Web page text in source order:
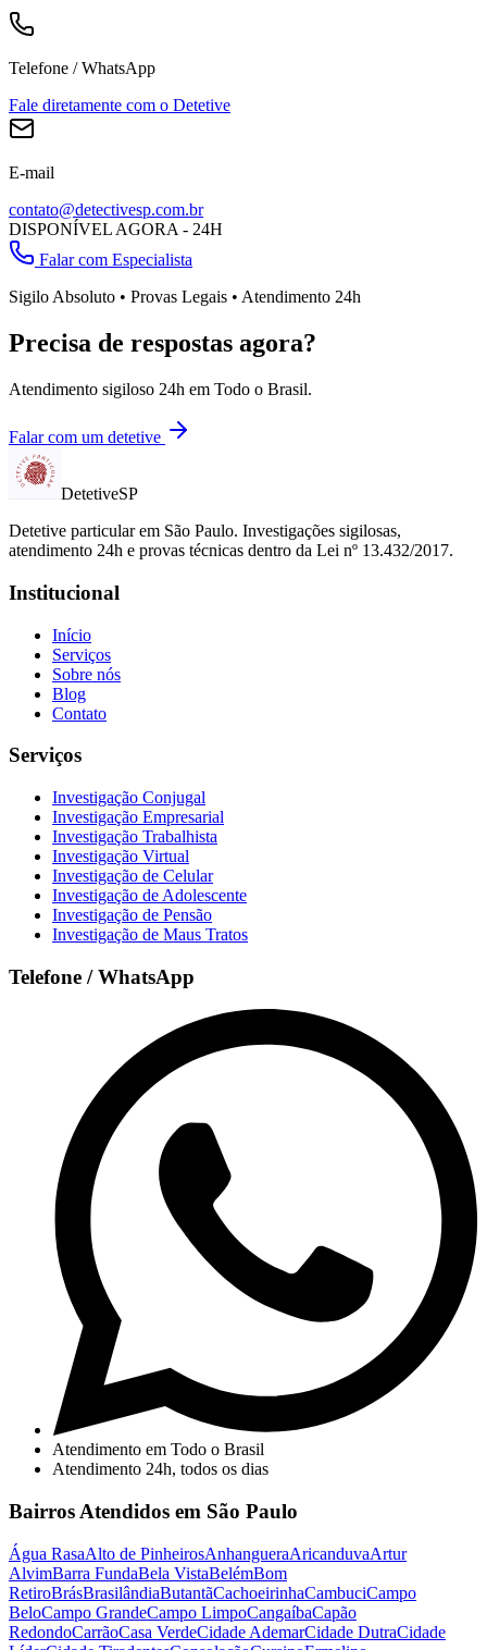
Telefone / WhatsApp
Fale diretamente com o Detetive
E-mail
contato@detectivesp.com.br
DISPONÍVEL AGORA - 24H
Falar com Especialista
Sigilo Absoluto • Provas Legais • Atendimento 24h
Precisa de respostas agora?
Atendimento sigiloso 24h em Todo o Brasil.
Falar com um detetive
DetetiveSP
Detetive particular em São Paulo. Investigações sigilosas,
atendimento 24h e provas técnicas dentro da Lei nº 13.432/2017.
Institucional
Início
Serviços
Sobre nós
Blog
Contato
Serviços
Investigação Conjugal
Investigação Empresarial
Investigação Trabalhista
Investigação Virtual
Investigação de Celular
Investigação de Adolescente
Investigação de Pensão
Investigação de Maus Tratos
Telefone / WhatsApp
Atendimento em Todo o Brasil
Atendimento 24h, todos os dias
Bairros Atendidos em São Paulo
Água RasaAlto de PinheirosAnhangueraAricanduvaArtur
AlvimBarra FundaBela VistaBelémBom
RetiroBrásBrasilândiaButantãCachoeirinhaCambuciCampo
BeloCampo GrandeCampo LimpoCangaíbaCapão
RedondoCarrãoCasa VerdeCidade AdemarCidade DutraCidade